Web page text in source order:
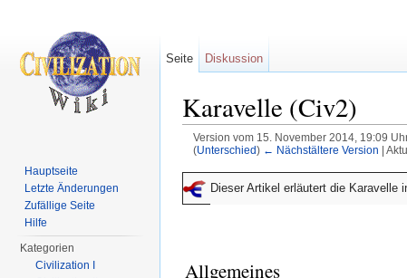
Karavelle (Civ2)
Version vom 15. November 2014, 19:09
(Unterschied) ← Nächstältere Version |
Dieser Artikel erläutert die Karavelle
Allgemeines
Seite Diskussion
Hauptseite
Letzte Änderungen
Zufällige Seite
Hilfe
Kategorien
Civilization I